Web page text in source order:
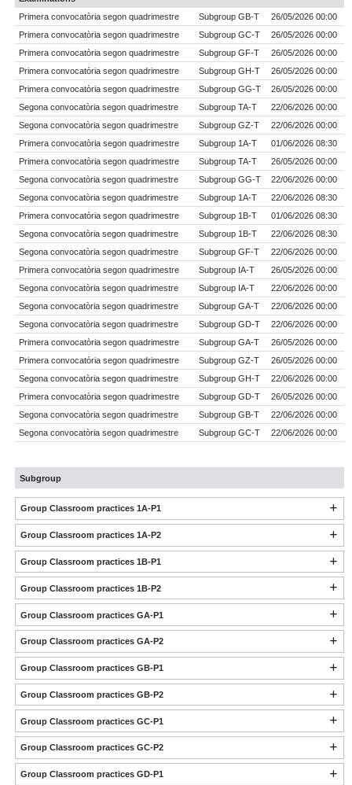
Primera convocatòria segon quadrimestre
Subgroup GB-T
26/05/2026 00:00
Primera convocatòria segon quadrimestre
Subgroup GC-T
26/05/2026 00:00
Primera convocatòria segon quadrimestre
Subgroup GF-T
26/05/2026 00:00
Primera convocatòria segon quadrimestre
Subgroup GH-T
26/05/2026 00:00
Primera convocatòria segon quadrimestre
Subgroup GG-T
26/05/2026 00:00
Segona convocatòria segon quadrimestre
Subgroup TA-T
22/06/2026 00:00
Segona convocatòria segon quadrimestre
Subgroup GZ-T
22/06/2026 00:00
Primera convocatòria segon quadrimestre
Subgroup 1A-T
01/06/2026 08:30
Primera convocatòria segon quadrimestre
Subgroup TA-T
26/05/2026 00:00
Segona convocatòria segon quadrimestre
Subgroup GG-T
22/06/2026 00:00
Segona convocatòria segon quadrimestre
Subgroup 1A-T
22/06/2026 08:30
Primera convocatòria segon quadrimestre
Subgroup 1B-T
01/06/2026 08:30
Segona convocatòria segon quadrimestre
Subgroup 1B-T
22/06/2026 08:30
Segona convocatòria segon quadrimestre
Subgroup GF-T
22/06/2026 00:00
Primera convocatòria segon quadrimestre
Subgroup IA-T
26/05/2026 00:00
Segona convocatòria segon quadrimestre
Subgroup IA-T
22/06/2026 00:00
Segona convocatòria segon quadrimestre
Subgroup GA-T
22/06/2026 00:00
Segona convocatòria segon quadrimestre
Subgroup GD-T
22/06/2026 00:00
Primera convocatòria segon quadrimestre
Subgroup GA-T
26/05/2026 00:00
Primera convocatòria segon quadrimestre
Subgroup GZ-T
26/05/2026 00:00
Segona convocatòria segon quadrimestre
Subgroup GH-T
22/06/2026 00:00
Primera convocatòria segon quadrimestre
Subgroup GD-T
26/05/2026 00:00
Segona convocatòria segon quadrimestre
Subgroup GB-T
22/06/2026 00:00
Segona convocatòria segon quadrimestre
Subgroup GC-T 22/06/2026 00:00
Subgroup
Group Classroom practices 1A-P1
Group Classroom practices 1A-P2
Group Classroom practices 1B-P1
Group Classroom practices 1B-P2
Group Classroom practices GA-P1
Group Classroom practices GA-P2
Group Classroom practices GB-P1
Group Classroom practices GB-P2
Group Classroom practices GC-P1
Group Classroom practices GC-P2
Group Classroom practices GD-P1